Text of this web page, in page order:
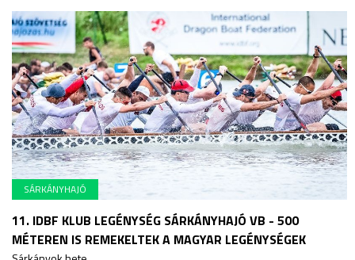
SÁRKÁNYHAJÓ
11. IDBF KLUB LEGÉNYSÉG SÁRKÁNYHAJÓ VB - 500
MÉTEREN IS REMEKELTEK A MAGYAR LEGÉNYSÉGEK